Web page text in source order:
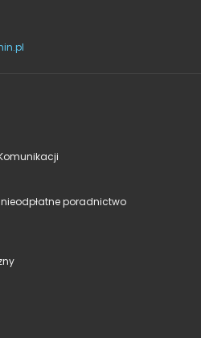
poradnictwo